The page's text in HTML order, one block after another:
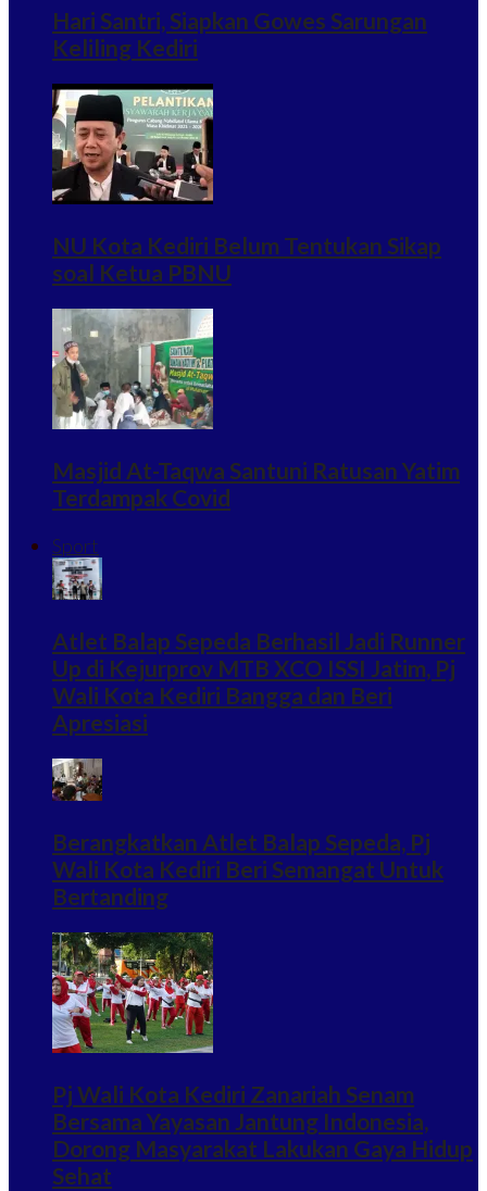
Hari Santri, Siapkan Gowes Sarungan
Keliling Kediri
NU Kota Kediri Belum Tentukan Sikap
soal Ketua PBNU
Masjid At-Taqwa Santuni Ratusan Yatim
Terdampak Covid
Sport
Atlet Balap Sepeda Berhasil Jadi Runner
Up di Kejurprov MTB XCO ISSI Jatim, Pj
Wali Kota Kediri Bangga dan Beri
Apresiasi
Berangkatkan Atlet Balap Sepeda, Pj
Wali Kota Kediri Beri Semangat Untuk
Bertanding
Pj Wali Kota Kediri Zanariah Senam
Bersama Yayasan Jantung Indonesia,
Dorong Masyarakat Lakukan Gaya Hidup
Sehat